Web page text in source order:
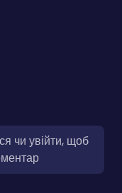
чи увійти, щоб